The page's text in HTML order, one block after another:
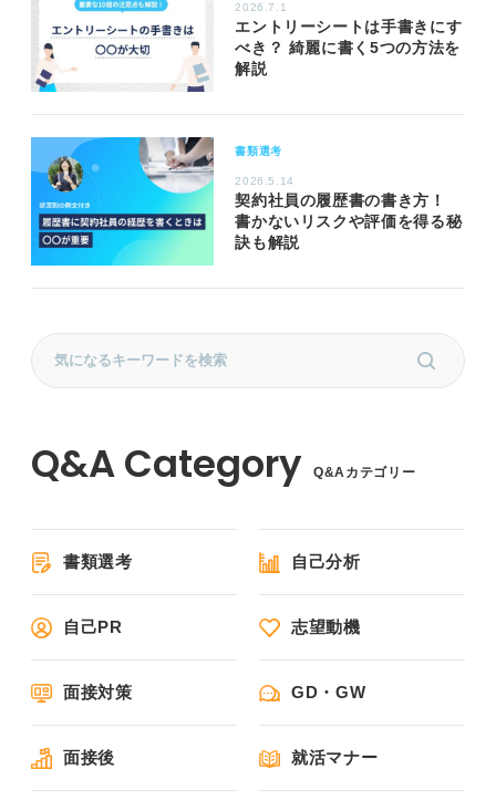
2026.7.1
エントリーシートは手書きにす
べき？ 綺麗に書く5つの方法を
解説
書類選考
2026.5.14
契約社員の履歴書の書き方！
書かないリスクや評価を得る秘
訣も解説
Q&Aカテゴリー
書類選考 自己分析
自己PR 志望動機
面接対策 GD・GW
面接後 就活マナー